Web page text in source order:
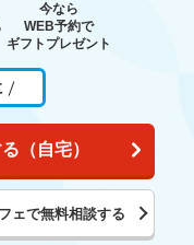
今なら
WEB予約で
ギフトプレゼント
（自宅）
ェで無料相談する